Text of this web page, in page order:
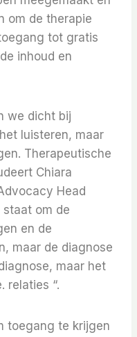
om de therapie
tot gratis
inhoud en
we dicht bij
luisteren, maar
Therapeutische
Chiara
Head
staat om de
en de
maar de diagnose
maar het
relaties “.
toegang te krijgen